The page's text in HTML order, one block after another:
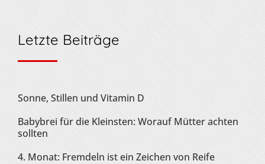
Letzte Beiträge
Sonne, Stillen und Vitamin D
Babybrei für die Kleinsten: Worauf Mütter achten
sollten
4. Monat: Fremdeln ist ein Zeichen von Reife